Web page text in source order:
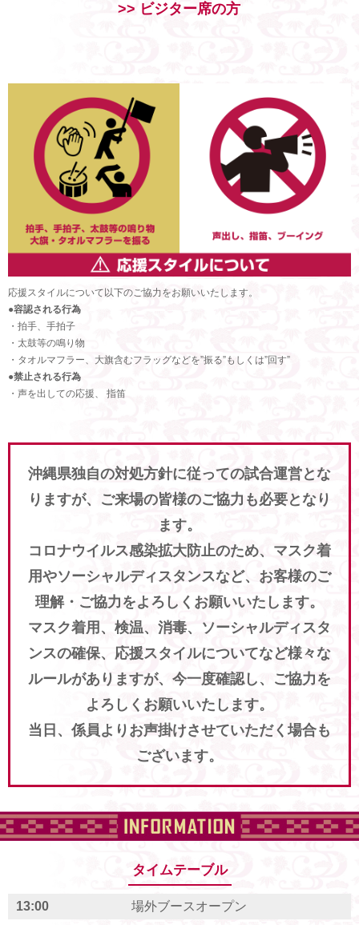
>> ビジター席の方
応援スタイルについて以下のご協力をお願いいたします。
●容認される行為
・拍手、手拍子
・太鼓等の鳴り物
・タオルマフラー、大旗含むフラッグなどを”振る”もしくは”回す”
●禁止される行為
・声を出しての応援、 指笛
沖縄県独自の対処方針に従っての試合運営とな
りますが、ご来場の皆様のご協力も必要となり
ます。
コロナウイルス感染拡大防止のため、マスク着
用やソーシャルディスタンスなど、お客様のご
理解・ご協力をよろしくお願いいたします。
マスク着用、検温、消毒、ソーシャルディスタ
ンスの確保、応援スタイルについてなど様々な
ルールがありますが、今一度確認し、ご協力を
よろしくお願いいたします。
当日、係員よりお声掛けさせていただく場合も
ございます。
タイムテーブル
13:00
場外ブースオープン